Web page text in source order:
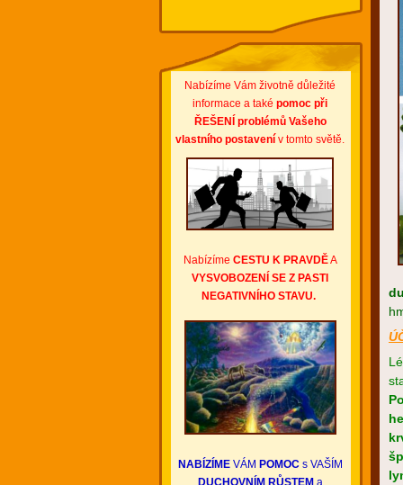
Nabízíme Vám životně důležité
informace a také pomoc při
ŘEŠENÍ problémů Vašeho
vlastního postavení v tomto světě.
Nabízíme CESTU K PRAVDĚA
VYSVOBOZENÍ SE Z PASTI
NEGATIVNÍHO STAVU.
NABÍZÍMEVÁM POMOCs VAŠÍM
DUCHOVNÍM RŮSTEM a